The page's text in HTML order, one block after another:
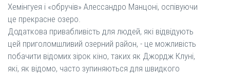
Хемінгуея і «обручів» Алессандро Манцоні, оспівуючи
це прекрасне озеро.
Додаткова привабливість для людей, які відвідують
цей приголомшливий озерний район, - це можливість
побачити відомих зірок кіно, таких як Джордж Клуні,
які, як відомо, часто зупиняються для швидкого